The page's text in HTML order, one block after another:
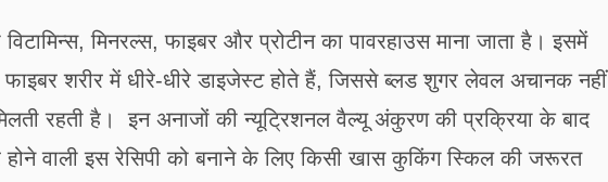
मिनरल्स, फाइबर और प्रोटीन का पावरहाउस माना जाता है। इसमें
फाइबर शरीर में धीरे-धीरे डाइजेस्ट होते हैं, जिससे ब्लड शुगर लेवल अचानक नहीं
रहती है। इन अनाजों की न्यूट्रिशनल वैल्यू अंकुरण की प्रक्रिया के बाद
वाली इस रेसिपी को बनाने के लिए किसी खास कुकिंग स्किल की जरूरत